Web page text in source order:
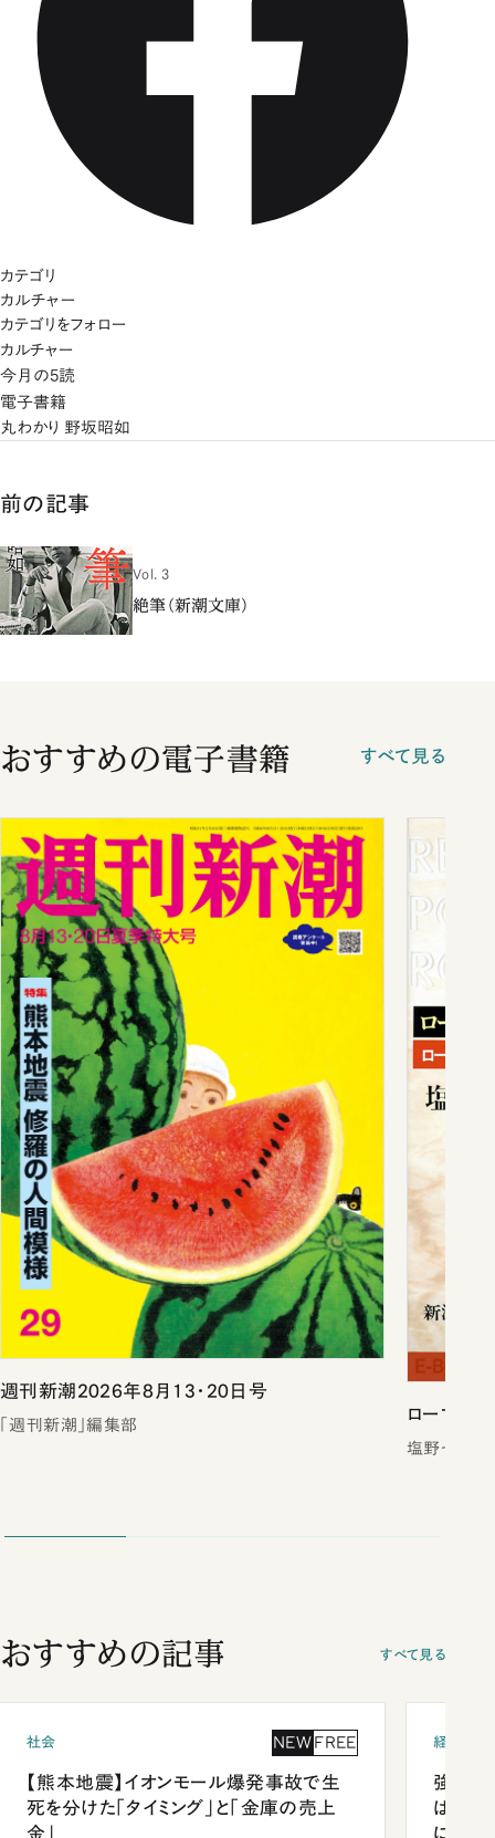
カテゴリ
カルチャー
カテゴリをフォロー
カルチャー
今月の5読
電子書籍
丸わかり 野坂昭如
前の記事
Vol. 3
絶筆（新潮文庫）
おすすめの電子書籍 すべて見る
週刊新潮2026年8月13・20日号
「週刊新潮」編集部
ローマは
塩野七生／
おすすめの記事 すべて見る
社会 NEW FREE
【熊本地震】イオンモール爆発事故で生
死を分けた「タイミング」と「金庫の売上
金」
経済・ビ
強みは
は「東
になっ